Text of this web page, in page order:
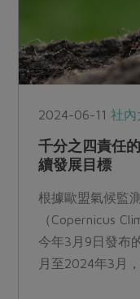
2024-06-11社內
千分之四責任
續發展目標
根據歐盟氣候監
（Copernicus
今年3月9日發布
月至2024年3月